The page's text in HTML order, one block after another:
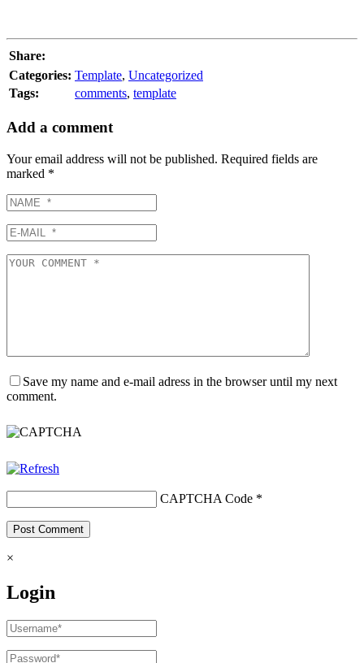
Share:
Categories: Template, Uncategorized
Tags:
comments, template
Add a comment
Your email address will not be published. Required fields are
marked *
Save my name and e-mail adress in the browser until my next
comment.
CAPTCHA Code *
×
Login